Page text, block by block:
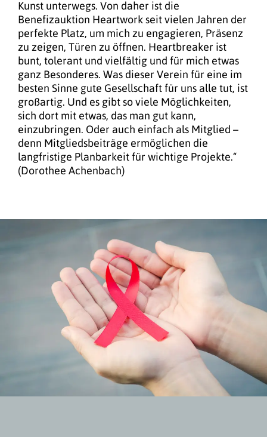
Kunst unterwegs. Von daher ist die
Benefizauktion Heartwork seit vielen Jahren der
perfekte Platz, um mich zu engagieren, Präsenz
zu zeigen, Türen zu öffnen. Heartbreaker ist
bunt, tolerant und vielfältig und für mich etwas
ganz Besonderes. Was dieser Verein für eine im
besten Sinne gute Gesellschaft für uns alle tut, ist
großartig. Und es gibt so viele Möglichkeiten,
sich dort mit etwas, das man gut kann,
einzubringen. Oder auch einfach als Mitglied –
denn Mitgliedsbeiträge ermöglichen die
langfristige Planbarkeit für wichtige Projekte.“
(Dorothee Achenbach)